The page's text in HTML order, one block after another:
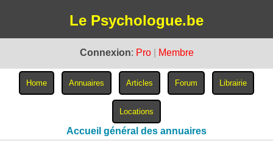
Le Psychologue.be
Connexion: Pro Membre
Accueil général des annuaires